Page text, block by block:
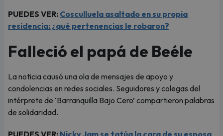
PUEDES VER: Cosculluela asaltado en su propia
residencia: ¿qué pertenencias le robaron?
Falleció el papá de Beéle
La noticia causó una ola de mensajes de apoyo y
condolencias en redes sociales. Seguidores y colegas del
intérprete de ‘Barranquilla Bajo Cero’ compartieron palabras
de solidaridad.
PUEDES VER: Nicky Jam se tatúa la cara de su esposa